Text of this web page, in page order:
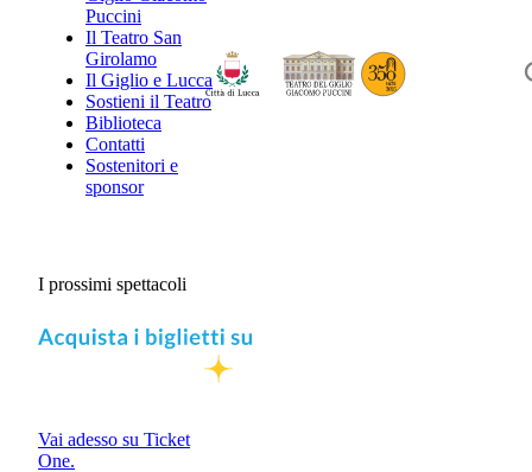
Puccini
Il Teatro San
Girolamo
Il Giglio e Lucca
Sostieni il Teatro
Biblioteca
Contatti
Sostenitori e
sponsor
I prossimi spettacoli
Vai adesso su Ticket
One.